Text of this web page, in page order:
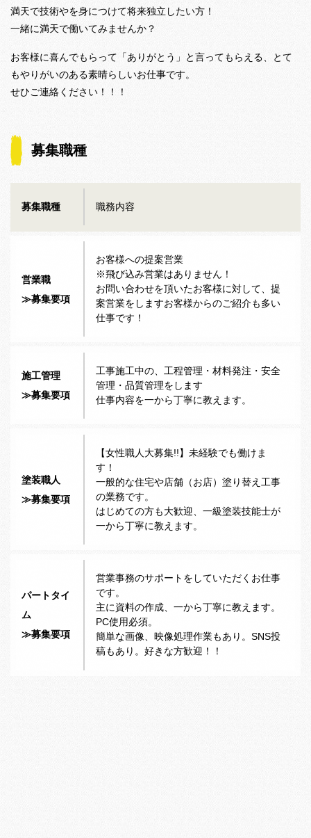
満天で技術やを身につけて将来独立したい方！
一緒に満天で働いてみませんか？
お客様に喜んでもらって「ありがとう」と言ってもらえる、とて
もやりがいのある素晴らしいお仕事です。
せひご連絡ください！！！
募集職種
募集職種 職務内容
営業職
≫募集要項
お客様への提案営業
※飛び込み営業はありません！
お問い合わせを頂いたお客様に対して、提
案営業をしますお客様からのご紹介も多い
仕事です！
施工管理
≫募集要項
工事施工中の、工程管理・材料発注・安全
管理・品質管理をします
仕事内容を一から丁寧に教えます。
塗装職人
≫募集要項
【女性職人大募集!!】未経験でも働けま
す！
一般的な住宅や店舗（お店）塗り替え工事
の業務です。
はじめての方も大歓迎、一級塗装技能士が
一から丁寧に教えます。
パートタイ
ム
≫募集要項
営業事務のサポートをしていただくお仕事
です。
主に資料の作成、一から丁寧に教えます。
PC使用必須。
簡単な画像、映像処理作業もあり。SNS投
稿もあり。好きな方歓迎！！